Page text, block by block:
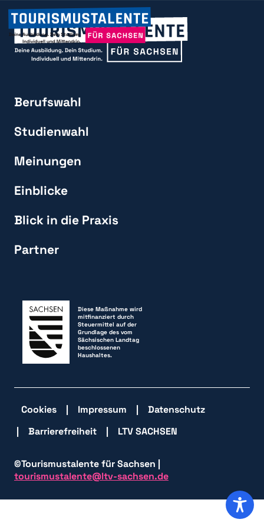
Berufswahl
Studienwahl
Meinungen
Einblicke
Blick in die Praxis
Partner
Diese Maßnahme wird
mitfinanziert durch
Steuermittel auf der
Grundlage des vom
Sächsischen Landtag
beschlossenen
Haushaltes.
Cookies Impressum
Datenschutz
Barrierefreiheit
LTV SACHSEN
©Tourismustalente für Sachsen |
tourismustalente@ltv-sachsen.de